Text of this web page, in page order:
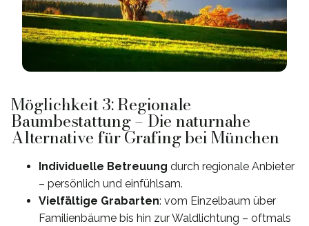
Möglichkeit 3: Regionale
Baumbestattung – Die naturnahe
Alternative für Grafing bei München
Individuelle Betreuung durch regionale Anbieter
– persönlich und einfühlsam.
Vielfältige Grabarten: vom Einzelbaum über
Familienbäume bis hin zur Waldlichtung – oftmals